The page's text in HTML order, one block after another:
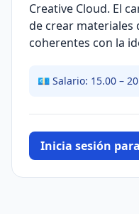
Creative Cloud. El
de crear materiales
coherentes con la
💶 Salario: 15.00 –
Inicia sesión